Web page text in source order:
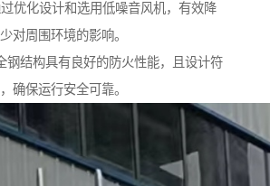
优化设计和选用低噪音风机，有效降
对周围环境的影响。
钢结构具有良好的防火性能，且设计符
确保运行安全可靠。